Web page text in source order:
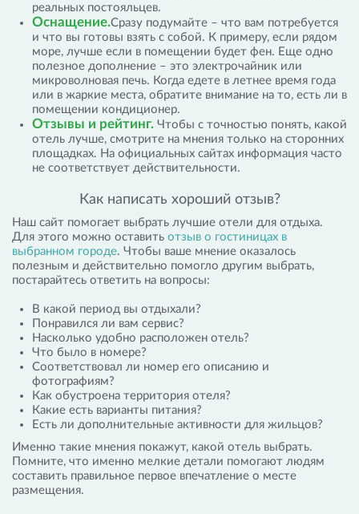
реальных постояльцев.
Оснащение.Сразу подумайте – что вам потребуется
и что вы готовы взять с собой. К примеру, если рядом
море, лучше если в помещении будет фен. Еще одно
полезное дополнение – это электрочайник или
микроволновая печь. Когда едете в летнее время года
или в жаркие места, обратите внимание на то, есть ли в
помещении кондиционер.
Отзывы и рейтинг. Чтобы с точностью понять, какой
отель лучше, смотрите на мнения только на сторонних
площадках. На официальных сайтах информация часто
не соответствует действительности.
Как написать хороший отзыв?
Наш сайт помогает выбрать лучшие отели для отдыха.
Для этого можно оставить отзыв о гостиницах в
выбранном городе. Чтобы ваше мнение оказалось
полезным и действительно помогло другим выбрать,
постарайтесь ответить на вопросы:
В какой период вы отдыхали?
Понравился ли вам сервис?
Насколько удобно расположен отель?
Что было в номере?
Соответствовал ли номер его описанию и
фотографиям?
Как обустроена территория отеля?
Какие есть варианты питания?
Есть ли дополнительные активности для жильцов?
Именно такие мнения покажут, какой отель выбрать.
Помните, что именно мелкие детали помогают людям
составить правильное первое впечатление о месте
размещения.